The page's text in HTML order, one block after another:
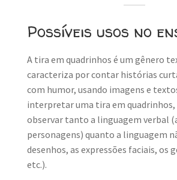
Possíveis usos no
A tira em quadrinhos é um gênero
caracteriza por contar histórias
com humor, usando imagens e
interpretar uma tira em quadrinhos,
observar tanto a linguagem verbal
personagens) quanto a linguagem
desenhos, as expressões faciais, os
etc.).